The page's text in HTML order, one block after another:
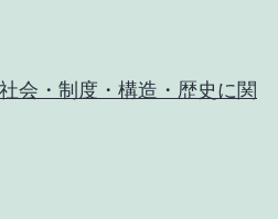
会・制度・構造・歴史に関